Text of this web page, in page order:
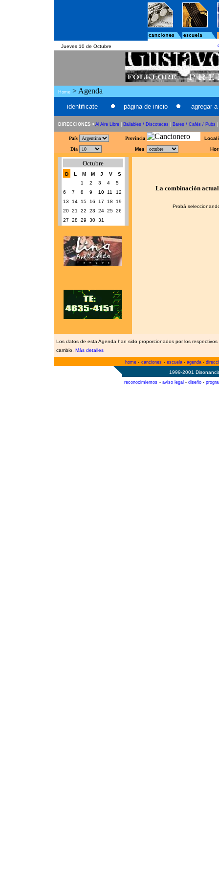
Jueves 10 de Octubre
Home > Agenda
identificate página de inicio agregar
DIRECCIONES > Al Aire Libre Bailables / Discotecas Bares / Cafés / Pubs
País Provincia
Día
Mes
Octubre
D L M M J V
S
1
2 3 4
5
6
7 8 9 10 11
12
13
14 15 16 17 18
19
20 21 22 23 24 25 26
27
28 29 30 31
La combinación actual
Probá
Los datos de esta Agenda han sido proporcionados por los
cambio. Más detalles
home - canciones - escuela - agenda -
1999-2001
reconocimientos - aviso legal - diseño -